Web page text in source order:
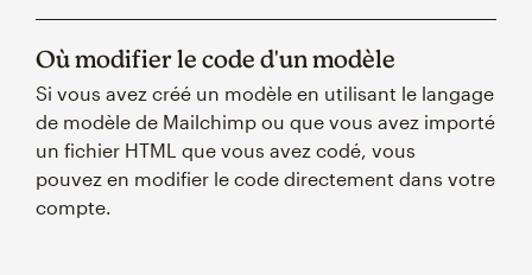
Où modifier le code d'un modèle
Si vous avez créé un modèle en utilisant le langage
de modèle de Mailchimp ou que vous avez importé
un fichier HTML que vous avez codé, vous
pouvez en modifier le code directement dans votre
compte.